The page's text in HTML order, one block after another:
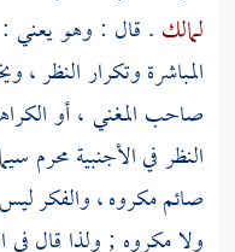
لمالك . قال : وهو يعني :
المباشرة وتكرار النظر ،
صاحب المغني ، أو
النظر في الأجنبية محرم
صائم مكروه ، والفكر
ولا مكروه ; ولذا قال